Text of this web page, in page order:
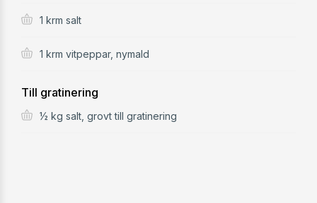
1 krm salt
1 krm vitpeppar, nymald
Till gratinering
½ kg salt, grovt till gratinering